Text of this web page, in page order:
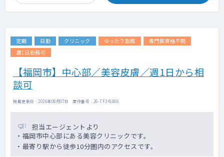
定期 日勤 クリニック ゆったり勤務
専門医資格不問
週1日勤務可
【福岡市】中心部／美容皮膚／週1日から相
談可
掲載更新日 : 2026年08月07日 案件番号 : 26-TF341806
担当エージェントより
・福岡市中心部にある美容クリニックです。
・最寄り駅から徒歩10分圏内のアクセスです。